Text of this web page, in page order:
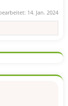
14. Jan. 2024